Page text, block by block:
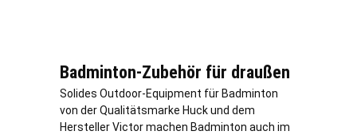
Badminton-Zubehör für draußen
Solides Outdoor-Equipment für Badminton
von der Qualitätsmarke Huck und dem
Hersteller Victor machen Badminton auch im